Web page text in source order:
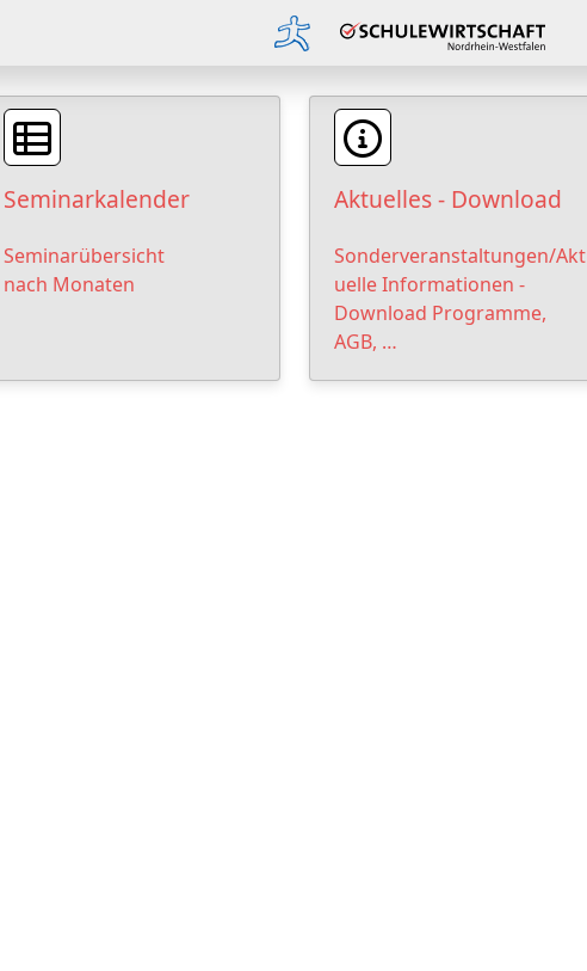
Seminarkalender
Seminarübersicht
nach Monaten
Aktuelles - Download
Sonderveranstaltungen/Akt
uelle Informationen -
Download Programme,
AGB, …